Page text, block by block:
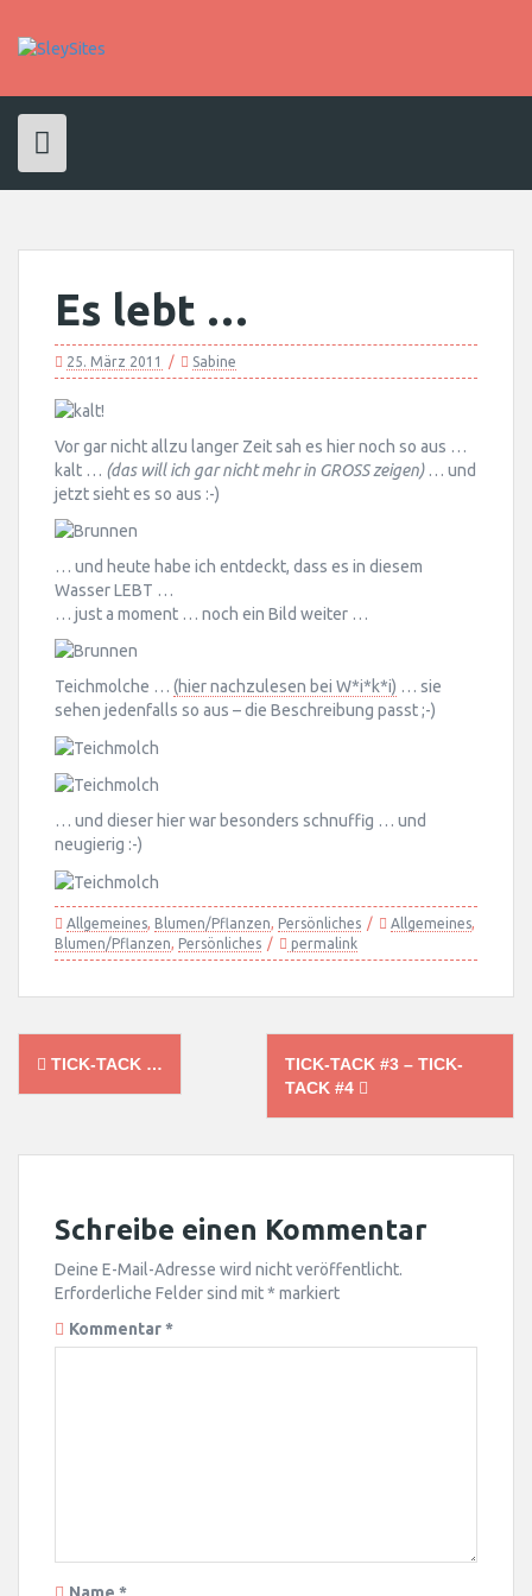
content
Es lebt …
25. März 2011 Sabine
Vor gar nicht allzu langer Zeit sah es hier noch so aus …
kalt … (das will ich gar nicht mehr in GROSS zeigen)… und
jetzt sieht es so aus :-)
… und heute habe ich entdeckt, dass es in diesem
Wasser LEBT …
… just a moment … noch ein Bild weiter …
Teichmolche … (hier nachzulesen bei W*i*k*i) … sie
sehen jedenfalls so aus – die Beschreibung passt ;-)
… und dieser hier war besonders schnuffig … und
neugierig :-)
Allgemeines Blumen/Pflanzen Persönliches Allgemeines
Blumen/Pflanzen
Persönliches permalink
Post
navigation
TICK-TACK …
TICK-TACK #3 – TICK-
TACK #4
Schreibe einen Kommentar
Deine E-Mail-Adresse wird nicht veröffentlicht.
Erforderliche Felder sind mit* markiert
Kommentar*
Name *